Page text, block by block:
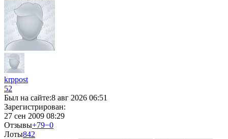
krppost
52
Был на сайте:8 авг 2026 06:51
Зарегистрирован:
27 сен 2009 08:29
Отзывы+79−0
Лоты842